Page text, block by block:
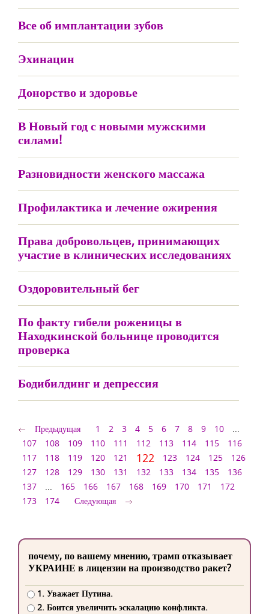
Все об имплантации зубов
Эхинацин
Донорство и здоровье
В Новый год с новыми мужскими
силами!
Разновидности женского массажа
Профилактика и лечение ожирения
Права добровольцев, принимающих
участие в клинических исследованиях
Оздоровительный бег
По факту гибели роженицы в
Находкинской больнице проводится
проверка
Бодибилдинг и депрессия
Предыдущая 1 2 3 4 5 6 7 8 9 10
...
107
108 109 110 111 112 113 114 115
116
117
118 119 120 121 122 123 124 125
126
127
128 129 130 131 132 133 134 135
136
137
... 165 166 167 168 169 170 171
172
173
174 Следующая
почему, по вашему мнению, трамп отказывает
УКРАИНЕ в лицензии на производство ракет?
1. Уважает Путина.
2. Боится увеличить эскалацию конфликта.